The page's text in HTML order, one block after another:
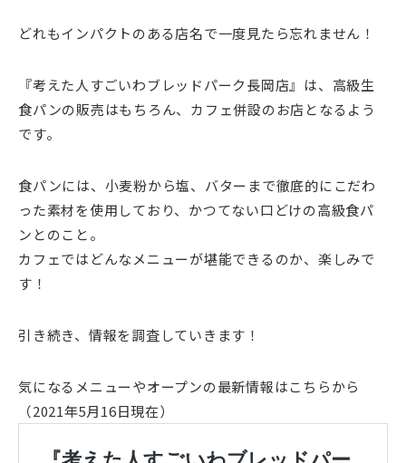
どれもインパクトのある店名で一度見たら忘れません！
『考えた人すごいわブレッドパーク長岡店』は、高級生
食パンの販売はもちろん、カフェ併設のお店となるよう
です。
食パンには、小麦粉から塩、バターまで徹底的にこだわ
った素材を使用しており、かつてない口どけの高級食パ
ンとのこと。
カフェではどんなメニューが堪能できるのか、楽しみで
す！
引き続き、情報を調査していきます！
気になるメニューやオープンの最新情報はこちらから
（2021年5月16日現在）